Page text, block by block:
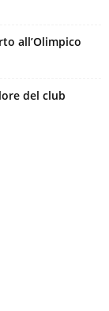
all’Olimpico
del club